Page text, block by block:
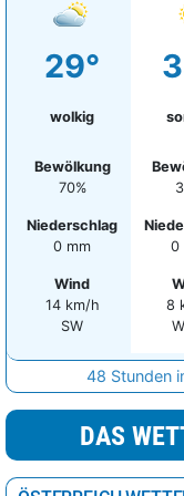
Waidhofen an der
Waidhofen an der
Gmünd
29°
wolkig
Bewölkung
70%
Niederschlag
0 mm
Wind
14 km/h
SW
0
8
48 Stunden
DAS